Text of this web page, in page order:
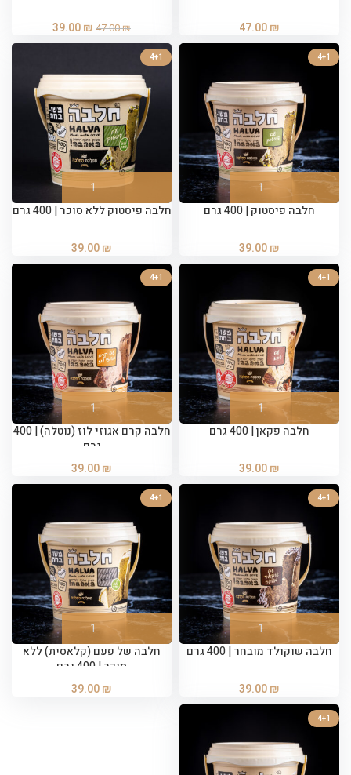
47.00₪
47.00₪
39.00₪
4+1
חלבה פיסטוק | 400 גרם
39.00₪
4+1
חלבה פיסטוק ללא סוכר | 400 גרם
39.00₪
4+1
חלבה פקאן | 400 גרם
39.00₪
4+1
חלבה קרם אגוזי לוז (נוטלה) | 400
גרם
39.00₪
4+1
חלבה שוקולד מובחר | 400 גרם
39.00₪
4+1
חלבה של פעם (קלאסית) ללא
סוכר | 400 גרם
39.00₪
4+1